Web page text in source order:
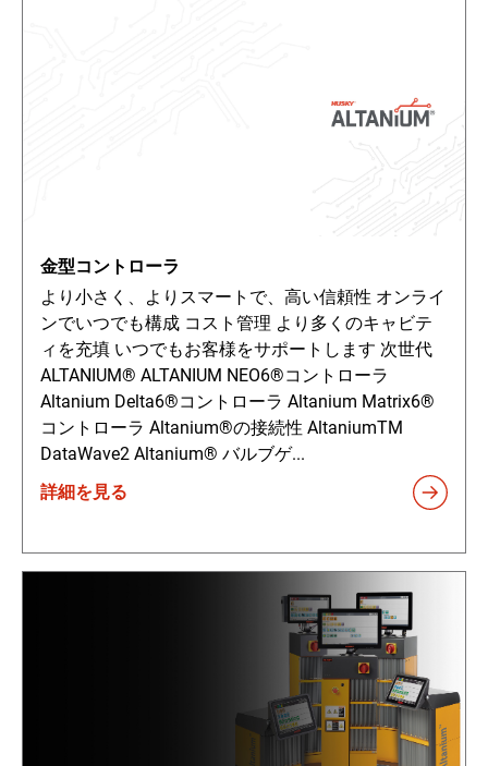
金型コントローラ
より小さく、よりスマートで、高い信頼性 オンライ
ンでいつでも構成 コスト管理 より多くのキャビテ
ィを充填 いつでもお客様をサポートします 次世代
ALTANIUM® ALTANIUM NEO6®コントローラ
Altanium Delta6®コントローラ Altanium Matrix6®
コントローラ Altanium®の接続性 AltaniumTM
DataWave2 Altanium® バルブゲ...
詳細を見る